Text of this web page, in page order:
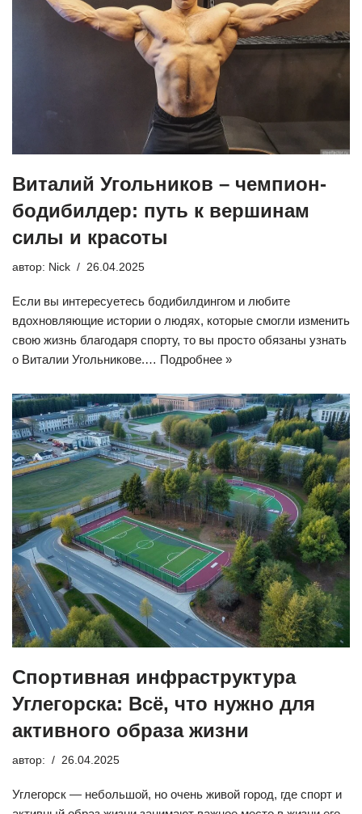
Виталий Угольников – чемпион-
бодибилдер: путь к вершинам
силы и красоты
автор: Nick 26.04.2025
Если вы интересуетесь бодибилдингом и любите
вдохновляющие истории о людях, которые смогли изменить
свою жизнь благодаря спорту, то вы просто обязаны узнать
о Виталии Угольникове.… Подробнее »
Спортивная инфраструктура
Углегорска: Всё, что нужно для
активного образа жизни
автор: 26.04.2025
Углегорск — небольшой, но очень живой город, где спорт и